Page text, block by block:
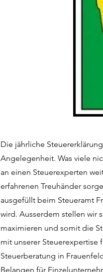
Die jährliche
Angelegenheit. Was viele
an einen Steuerexperten
erfahrenen Treuhänder
ausgefüllt beim Steueramt
wird. Ausserdem stellen wir
maximieren und somit die
mit unserer Steuerexpertise
Steuerberatung in
Belangen für